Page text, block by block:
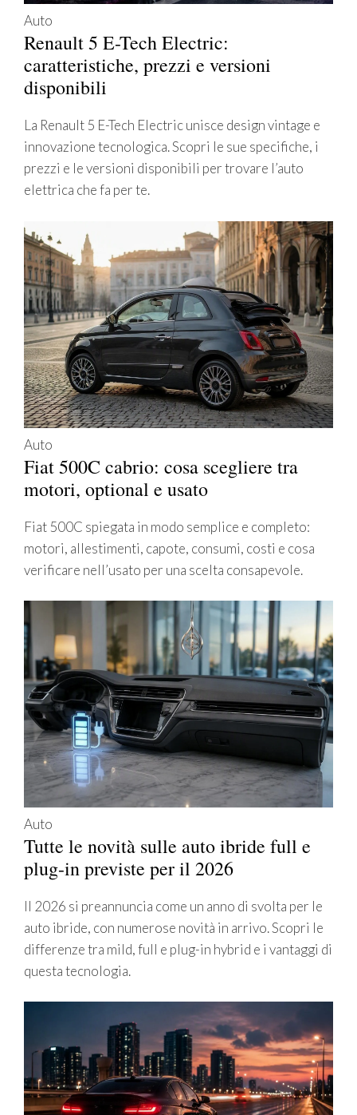
Auto
Renault 5 E-Tech Electric:
caratteristiche, prezzi e versioni
disponibili
La Renault 5 E-Tech Electric unisce design vintage e
innovazione tecnologica. Scopri le sue specifiche, i
prezzi e le versioni disponibili per trovare l’auto
elettrica che fa per te.
Auto
Fiat 500C cabrio: cosa scegliere tra
motori, optional e usato
Fiat 500C spiegata in modo semplice e completo:
motori, allestimenti, capote, consumi, costi e cosa
verificare nell’usato per una scelta consapevole.
Auto
Tutte le novità sulle auto ibride full e
plug-in previste per il 2026
Il 2026 si preannuncia come un anno di svolta per le
auto ibride, con numerose novità in arrivo. Scopri le
differenze tra mild, full e plug-in hybrid e i vantaggi di
questa tecnologia.